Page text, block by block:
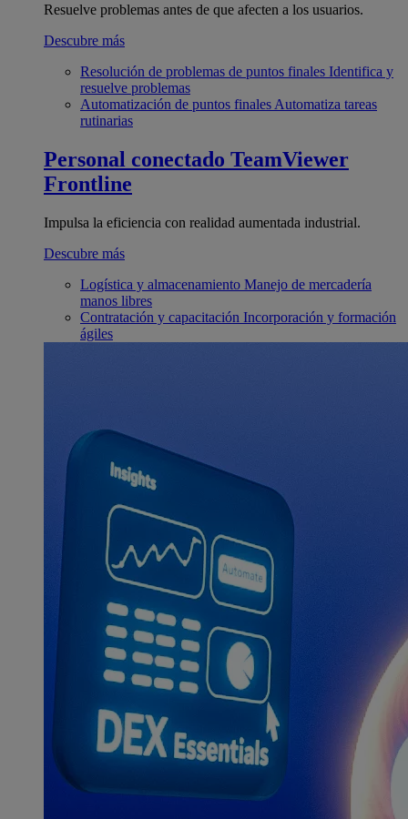
Resuelve problemas antes de que afecten a los usuarios.
Descubre más
Resolución de problemas de puntos finales Identifica y
resuelve problemas
Automatización de puntos finales Automatiza tareas
rutinarias
Personal conectado TeamViewer
Frontline
Impulsa la eficiencia con realidad aumentada industrial.
Descubre más
Logística y almacenamiento Manejo de mercadería
manos libres
Contratación y capacitación Incorporación y formación
ágiles